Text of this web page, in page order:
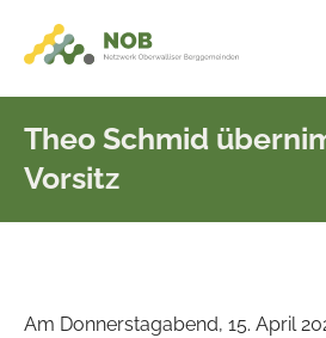
Theo Schmid
Vorsitz
Am Donnerstagabend, 15. April